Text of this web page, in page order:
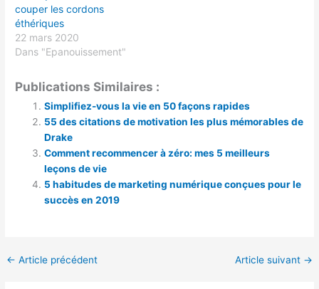
couper les cordons
éthériques
22 mars 2020
Dans "Epanouissement"
Publications Similaires :
Simplifiez-vous la vie en 50 façons rapides
55 des citations de motivation les plus mémorables de
Drake
Comment recommencer à zéro: mes 5 meilleurs
leçons de vie
5 habitudes de marketing numérique conçues pour le
succès en 2019
← Article précédent Article suivant →